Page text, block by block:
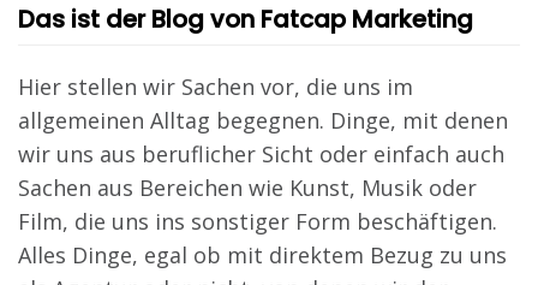
Das ist der Blog von Fatcap Marketing
Hier stellen wir Sachen vor, die uns im
allgemeinen Alltag begegnen. Dinge, mit denen
wir uns aus beruflicher Sicht oder einfach auch
Sachen aus Bereichen wie Kunst, Musik oder
Film, die uns ins sonstiger Form beschäftigen.
Alles Dinge, egal ob mit direktem Bezug zu uns